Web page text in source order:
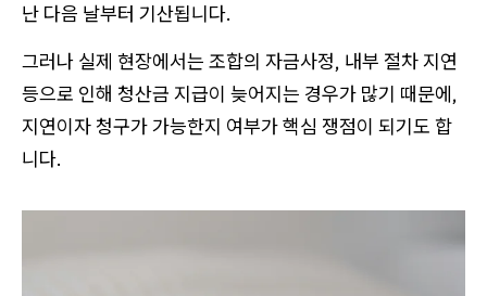
난 다음 날부터 기산됩니다.
그러나 실제 현장에서는 조합의 자금사정, 내부 절차 지연
등으로 인해 청산금 지급이 늦어지는 경우가 많기 때문에,
지연이자 청구가 가능한지 여부가 핵심 쟁점이 되기도 합
니다.